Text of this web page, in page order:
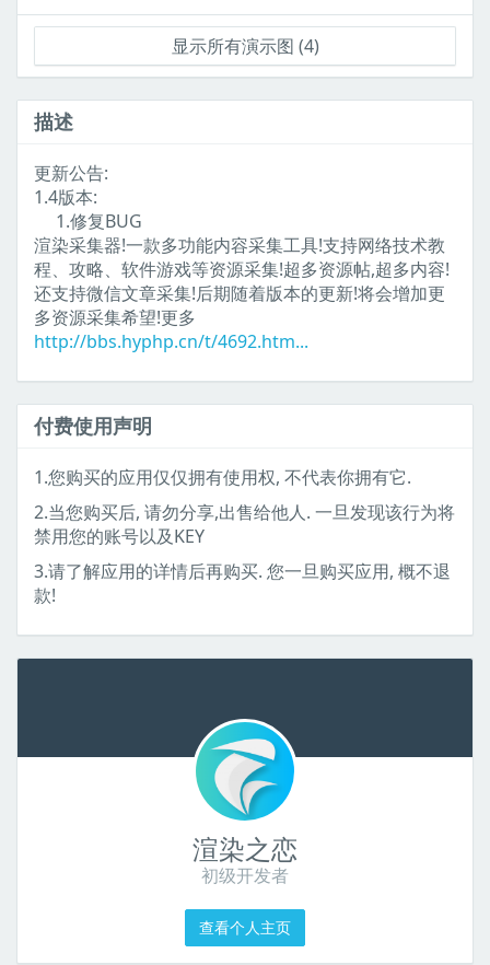
显示所有演示图 (4)
描述
更新公告:
1.4版本:
1.修复BUG
渲染采集器!一款多功能内容采集工具!支持网络技术教
程、攻略、软件游戏等资源采集!超多资源帖,超多内容!
还支持微信文章采集!后期随着版本的更新!将会增加更
多资源采集希望!更多
http://bbs.hyphp.cn/t/4692.htm...
付费使用声明
1.您购买的应用仅仅拥有使用权, 不代表你拥有它.
2.当您购买后, 请勿分享,出售给他人. 一旦发现该行为将
禁用您的账号以及KEY
3.请了解应用的详情后再购买. 您一旦购买应用, 概不退
款!
渲染之恋
初级开发者
查看个人主页